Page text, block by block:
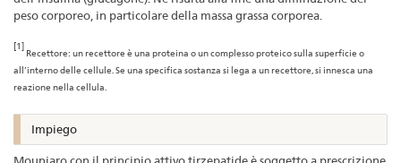
peso corporeo, in particolare della massa grassa corporea.
[1]
Recettore: un recettore è una proteina o un complesso proteico sulla superficie o
all’interno delle cellule. Se una specifica sostanza si lega a un recettore, si innesca una
reazione nella cellula.
Impiego
Mounjaro con il principio attivo tirzepatide è soggetto a prescrizione